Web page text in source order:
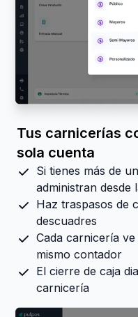
Tus carnicerías
sola cuenta
Si tienes más de
administran desde
Haz traspasos de
descuadres
Cada carnicería
mismo contador
El cierre de caja
carnicería